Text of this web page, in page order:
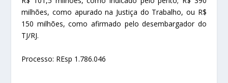
milhões, como apurado na Justiça do Trabalho, ou R$
150 milhões, como afirmado pelo desembargador do
TJ/RJ.
Processo: REsp 1.786.046